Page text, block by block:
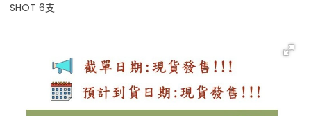
SHOT 6支